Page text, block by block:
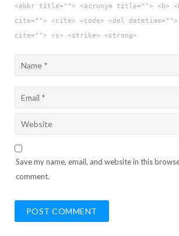
<abbr title=""> <acronym title=""> <b>
cite=""> <cite> <code> <del datetime="">
cite=""> <s> <strike> <strong>
Save my name, email, and website in this
comment.